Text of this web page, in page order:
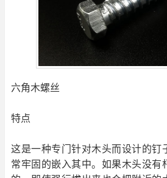
六角木螺丝
特点
这是一种专门针对木头而设计的钉
常牢固的嵌入其中。如果木头没有